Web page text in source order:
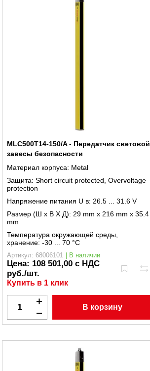
MLC500T14-150/A - Передатчик световой
завесы безопасности
Материал корпуса: Metal
Защита: Short circuit protected, Overvoltage
protection
Напряжение питания U в: 26.5 ... 31.6 V
Размер (Ш x В X Д): 29 mm x 216 mm x 35.4
mm
Температура окружающей среды,
хранение: -30 ... 70 °C
Артикул: 68006101 | В наличии
Цена: 108 501,00 с НДС
руб./шт.
Купить в 1 клик
В корзину